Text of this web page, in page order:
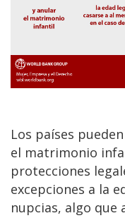
Los países
el matrimonio
protecciones
excepciones a la
nupcias, algo que